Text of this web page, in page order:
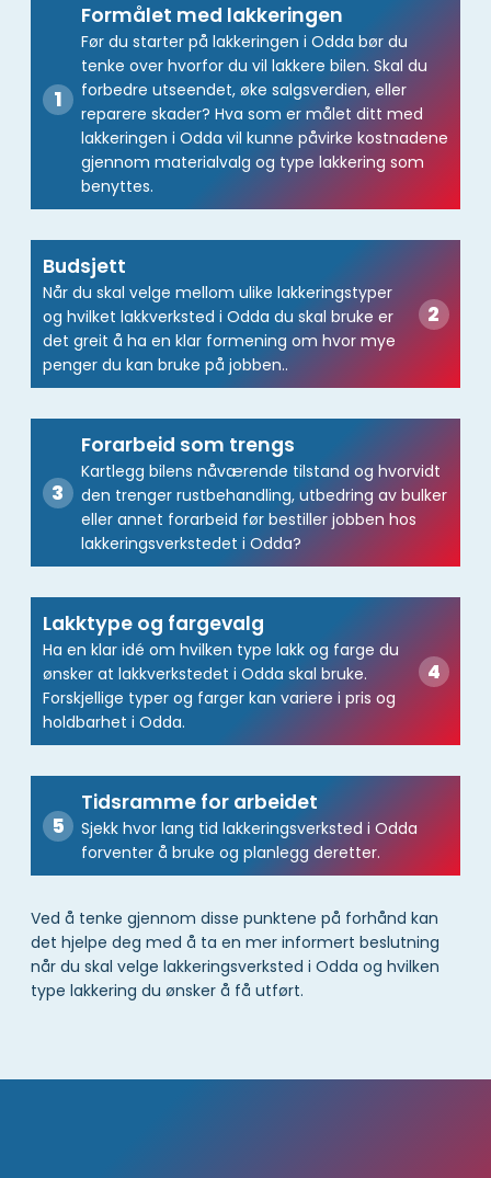
Formålet med lakkeringen
Før du starter på lakkeringen i Odda bør du
tenke over hvorfor du vil lakkere bilen. Skal du
forbedre utseendet, øke salgsverdien, eller
reparere skader? Hva som er målet ditt med
lakkeringen i Odda vil kunne påvirke kostnadene
gjennom materialvalg og type lakkering som
benyttes.
Budsjett
Når du skal velge mellom ulike lakkeringstyper
og hvilket lakkverksted i Odda du skal bruke er
det greit å ha en klar formening om hvor mye
penger du kan bruke på jobben..
Forarbeid som trengs
Kartlegg bilens nåværende tilstand og hvorvidt
den trenger rustbehandling, utbedring av bulker
eller annet forarbeid før bestiller jobben hos
lakkeringsverkstedet i Odda?
Lakktype og fargevalg
Ha en klar idé om hvilken type lakk og farge du
ønsker at lakkverkstedet i Odda skal bruke.
Forskjellige typer og farger kan variere i pris og
holdbarhet i Odda.
Tidsramme for arbeidet
Sjekk hvor lang tid lakkeringsverksted i Odda
forventer å bruke og planlegg deretter.
Ved å tenke gjennom disse punktene på forhånd kan
det hjelpe deg med å ta en mer informert beslutning
når du skal velge lakkeringsverksted i Odda og hvilken
type lakkering du ønsker å få utført.